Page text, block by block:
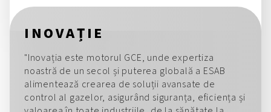
INOVAȚIE
"Inovația este motorul GCE, unde expertiza
noastră de un secol și puterea globală a ESAB
alimentează crearea de soluții avansate de
control al gazelor, asigurând siguranța, eficiența și